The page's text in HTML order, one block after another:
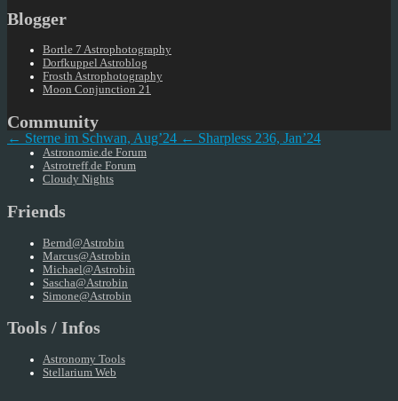
Blogger
Bortle 7 Astrophotography
Dorfkuppel Astroblog
Frosth Astrophotography
Moon Conjunction 21
Community
Astronomie.de Forum
Astrotreff.de Forum
Cloudy Nights
Friends
Bernd@Astrobin
Marcus@Astrobin
Michael@Astrobin
Sascha@Astrobin
Simone@Astrobin
Tools / Infos
Astronomy Tools
Stellarium Web
← Sterne im Schwan, Aug’24 ← Sharpless 236, Jan’24